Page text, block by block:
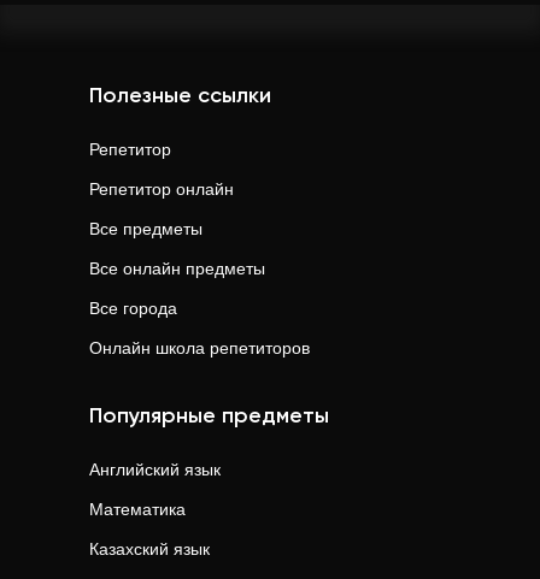
Полезные ссылки
Репетитор
Репетитор онлайн
Все предметы
Все онлайн предметы
Все города
Онлайн школа репетиторов
Популярные предметы
Английский язык
Математика
Казахский язык